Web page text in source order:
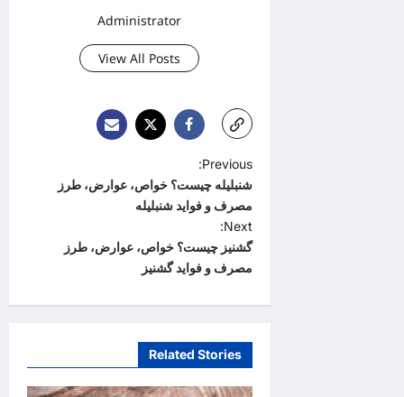
Administrator
View All Posts
P
o
s
t
n
a
i
g
Previous:
شنبلیله چیست؟ خواص، عوارض، طرز
مصرف و فواید شنبلیله
Next:
گشنیز چیست؟ خواص، عوارض، طرز
مصرف و فواید گشنیز
Related Stories